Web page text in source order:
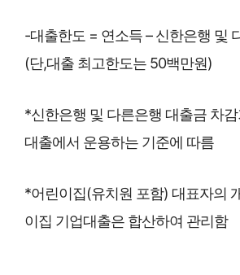
-대출한도 = 연소득 – 신한은행 및
(단,대출 최고한도는 50백만원)
*신한은행 및 다른은행 대출금 차
대출에서 운용하는 기준에 따름
*어린이집(유치원 포함) 대표자의
이집 기업대출은 합산하여 관리함